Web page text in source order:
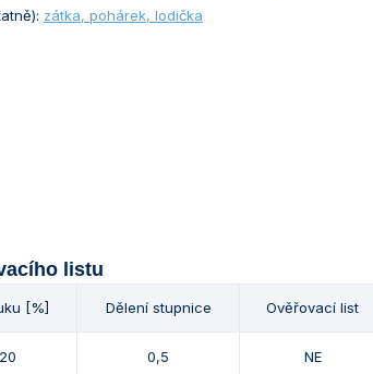
zátka, pohárek, lodička
listu
[%] Dělení stupnice Ověřovací list
0,5 NE